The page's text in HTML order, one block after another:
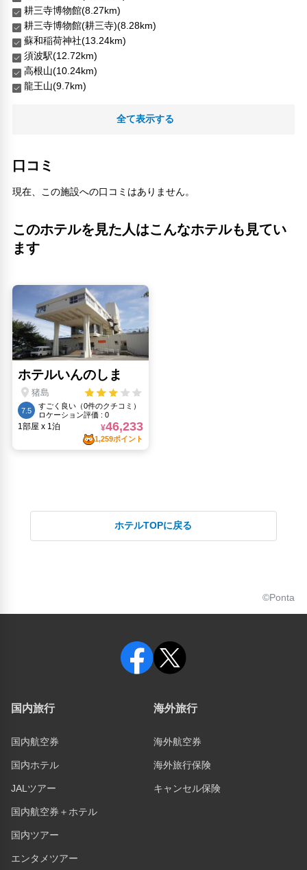
耕三寺博物館(8.27km)
耕三寺博物館(耕三寺)(8.28km)
蘇和稲荷神社(13.24km)
須波駅(12.72km)
高根山(10.24km)
龍王山(9.7km)
全て表示する
口コミ
現在、この施設への口コミはありません。
このホテルを見た人はこんなホテルも見てい
ます
ホテルTOPに戻る
©Ponta
国内旅行
国内航空券
国内ホテル
JALツアー
国内航空券＋ホテル
国内ツアー
エンタメツアー
海外旅行
海外航空券
海外旅行保険
キャンセル保険